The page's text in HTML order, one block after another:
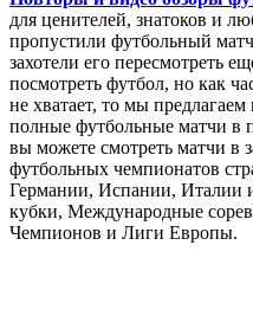
Реклама на сайте
Авторское право
Карта сайта
Контакты
Повторы и видео обзоры
для ценителей, знатоков и
пропустили футбольный
захотели его пересмотреть
посмотреть футбол, но как
не хватает, то мы
полные футбольные матчи в